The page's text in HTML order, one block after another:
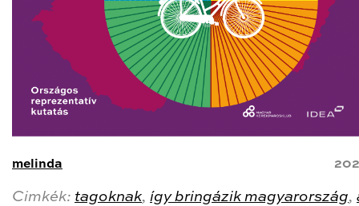
melinda
Cimkék: tagoknak, így bringázik magyarország,